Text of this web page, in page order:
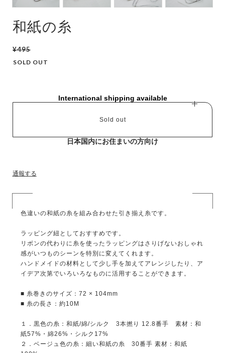
和紙の糸
¥495
SOLD OUT
International shipping available
Sold out
日本国内にお住まいの方向け
通報する
色違いの和紙の糸を組み合わせた引き揃え糸です。
ラッピング紐としておすすめです。
リボンの代わりに糸を使ったラッピングはさりげないおしゃれ
感がいつものシーンを特別に変えてくれます。
ハンドメイドの材料として少し手を加えてアレンジしたり、ア
イデア次第でいろいろなものに活用することができます。
■ 糸巻きのサイズ：72 × 104mm
■ 糸の長さ：約10M
１．黒色の糸：和紙/綿/シルク 3本撚り 12.8番手 素材：和
紙57%・綿26%・シルク17%
２．ベージュ色の糸：細い和紙の糸 30番手 素材：和紙